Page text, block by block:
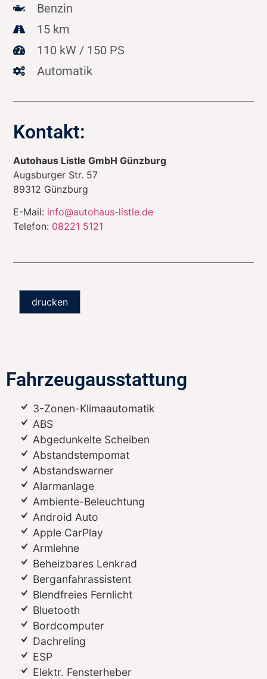
Benzin
15 km
110 kW / 150 PS
Automatik
Kontakt:
Autohaus Listle GmbH Günzburg
Augsburger Str. 57
89312 Günzburg
E-Mail: info@autohaus-listle.de
Telefon: 08221 5121
drucken
Fahrzeugausstattung
3-Zonen-Klimaautomatik
ABS
Abgedunkelte Scheiben
Abstandstempomat
Abstandswarner
Alarmanlage
Ambiente-Beleuchtung
Android Auto
Apple CarPlay
Armlehne
Beheizbares Lenkrad
Berganfahrassistent
Blendfreies Fernlicht
Bluetooth
Bordcomputer
Dachreling
ESP
Elektr. Fensterheber